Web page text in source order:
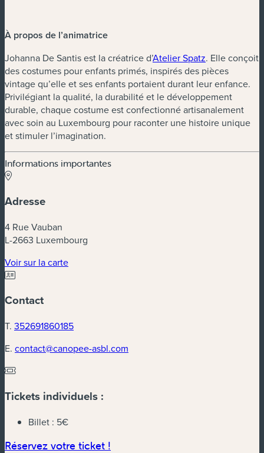
À propos de l’animatrice
Johanna De Santis est la créatrice d’Atelier Spatz(nouvelle
. Elle conçoit
des costumes pour enfants primés, inspirés des pièces
vintage qu’elle et ses enfants portaient durant leur enfance.
Privilégiant la qualité, la durabilité et le développement
durable, chaque costume est confectionné artisanalement
avec soin au Luxembourg pour raconter une histoire unique
et stimuler l’imagination.
Informations importantes
Adresse
4 Rue Vauban
L-2663 Luxembourg
Voir sur la carte(nouvelle fenêtre)
Contact
T. 352691860185
E. contact@canopee-asbl.com
Tickets individuels :
Billet : 5€
Réservez votre ticket !